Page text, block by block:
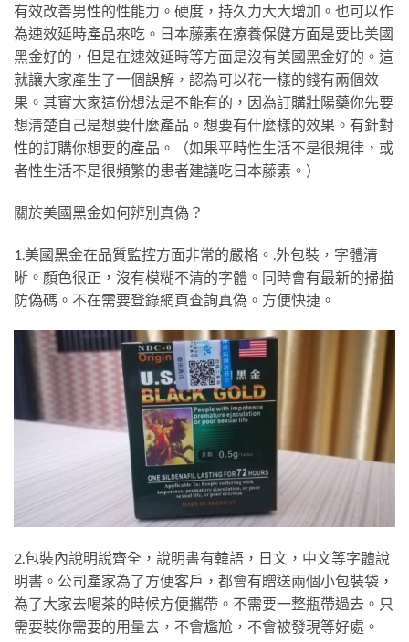
有效改善男性的性能力。硬度，持久力大大增加。也可以作
為速效延時產品來吃。日本藤素在療養保健方面是要比美國
黑金好的，但是在速效延時等方面是沒有美國黑金好的。這
就讓大家產生了一個誤解，認為可以花一樣的錢有兩個效
果。其實大家這份想法是不能有的，因為訂購壯陽藥你先要
想清楚自己是想要什麼產品。想要有什麼樣的效果。有針對
性的訂購你想要的產品。（如果平時性生活不是很規律，或
者性生活不是很頻繁的患者建議吃日本藤素。）
關於美國黑金如何辨別真偽？
1.美國黑金在品質監控方面非常的嚴格。.外包裝，字體清
晰。顏色很正，沒有模糊不清的字體。同時會有最新的掃描
防偽碼。不在需要登錄網頁查詢真偽。方便快捷。
2.包裝內說明說齊全，說明書有韓語，日文，中文等字體說
明書。公司產家為了方便客戶，都會有贈送兩個小包裝袋，
為了大家去喝茶的時候方便攜帶。不需要一整瓶帶過去。只
需要裝你需要的用量去，不會尷尬，不會被發現等好處。